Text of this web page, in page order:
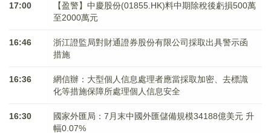
17:00
【盈警】中慶股份(01855.HK)料中期除稅後虧損500萬
至2000萬元
16:46
浙江證監局對財通證券股份有限公司採取出具警示函
措施
16:36
網信辦：大型個人信息處理者應當採取加密、去標識
化等措施保障所處理個人信息安全
16:30
國家外匯局：7月末中國外匯儲備規模34188億美元 升
幅0.07%